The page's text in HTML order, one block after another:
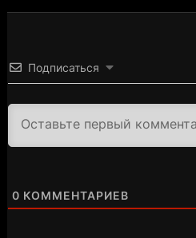
Подписаться
0 КОММЕНТАРИЕВ